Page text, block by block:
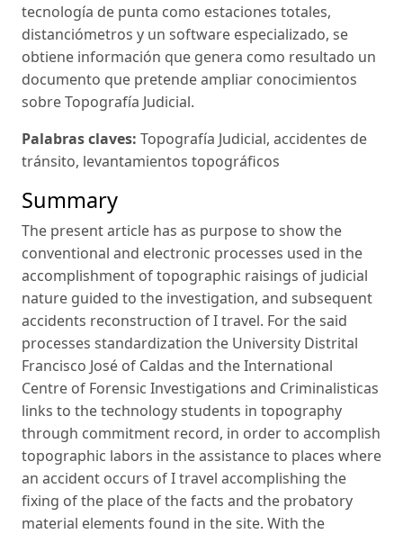
tecnología de punta como estaciones totales,
distanciómetros y un software especializado, se
obtiene información que genera como resultado un
documento que pretende ampliar conocimientos
sobre Topografía Judicial.
Palabras claves: Topografía Judicial, accidentes de
tránsito, levantamientos topográficos
Summary
The present article has as purpose to show the
conventional and electronic processes used in the
accomplishment of topographic raisings of judicial
nature guided to the investigation, and subsequent
accidents reconstruction of I travel. For the said
processes standardization the University Distrital
Francisco José of Caldas and the International
Centre of Forensic Investigations and Criminalisticas
links to the technology students in topography
through commitment record, in order to accomplish
topographic labors in the assistance to places where
an accident occurs of I travel accomplishing the
fixing of the place of the facts and the probatory
material elements found in the site. With the